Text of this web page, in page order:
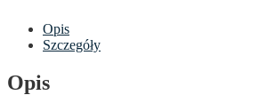
Opis
Szczegóły
Opis